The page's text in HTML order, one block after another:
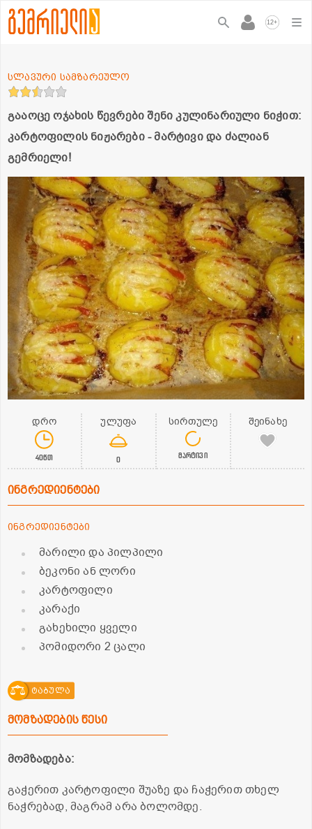
12+
გააოცე ოჯახის წევრები შენი კულინარიული ნიჭით:
კარტოფილის ნიჟარები - მარტივი და ძალიან
გემრიელი!
სლავური სამზარეულო
დრო
40წთ
ულუფა
0
სირთულე
მარტივი
შეინახე
ინგრედიენტები
ინგრედიენტები
მარილი და პილპილი
ბეკონი ან ლორი
კარტოფილი
კარაქი
გახეხილი ყველი
პომიდორი 2 ცალი
ტაბულა
მომზადების წესი
მომზადება:
გაჭერით კარტოფილი შუაზე და ჩაჭერით თხელ
ნაჭრებად, მაგრამ არა ბოლომდე.